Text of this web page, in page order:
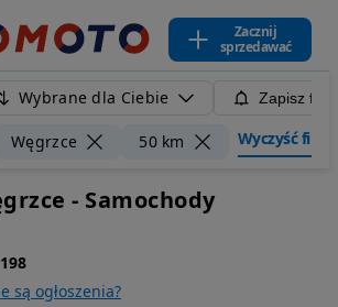
Zacznij
sprzedawać
Wybrane dla Ciebie Zapisz
Węgrzce 50 km Wyczyść filtry
- Samochody
198
są ogłoszenia?